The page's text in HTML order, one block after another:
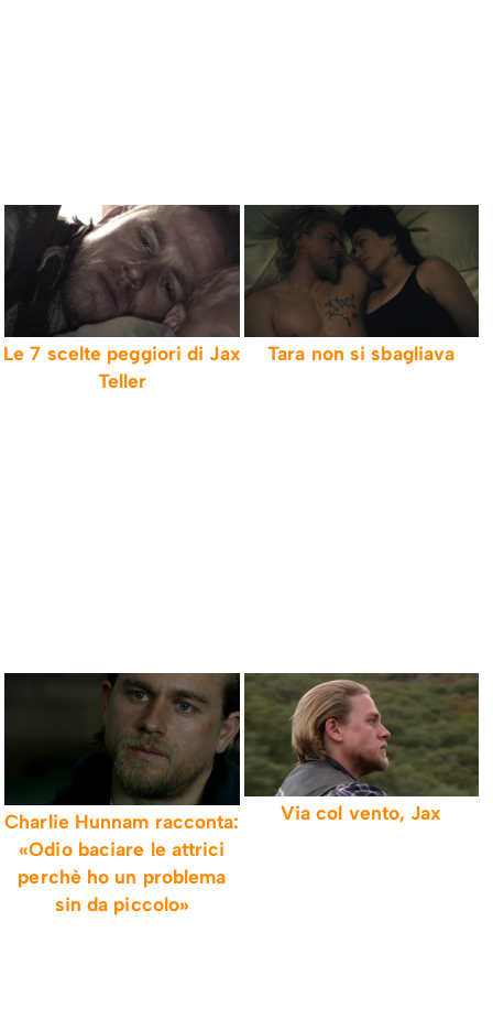
Le 7 scelte peggiori di Jax
Teller
Tara non si sbagliava
Charlie Hunnam racconta:
«Odio baciare le attrici
perchè ho un problema
sin da piccolo»
Via col vento, Jax